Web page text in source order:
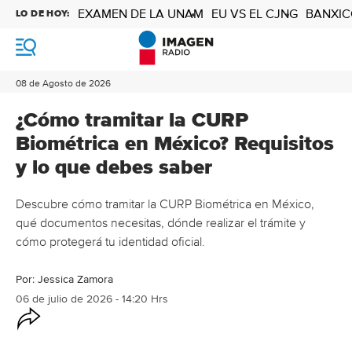
M
n
08 de Agosto de 2026
LO DE HOY: EXAMEN DE LA UNAM EU VS EL CJNG
¿Cómo tramitar la CURP
Biométrica en México? Requisitos
y lo que debes saber
Descubre cómo tramitar la CURP Biométrica en México,
qué documentos necesitas, dónde realizar el trámite y
cómo protegerá tu identidad oficial.
Por: Jessica Zamora
06 de julio de 2026 - 14:20 Hrs